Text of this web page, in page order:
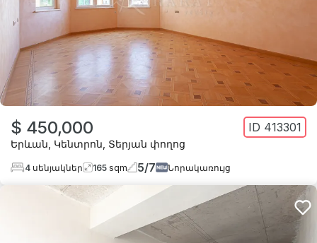
$ 450,000 ID 413301
Երևան Կենտրոն Տերյան փողոց
4 սենյակներ 165 sqm 5/7 Նորակառույց